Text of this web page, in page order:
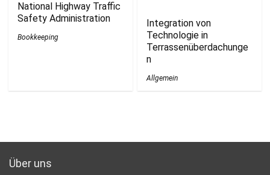
National Highway Traffic
Safety Administration
Bookkeeping
Integration von
Technologie in
Terrassenüberdachunge
n
Allgemein
Über uns